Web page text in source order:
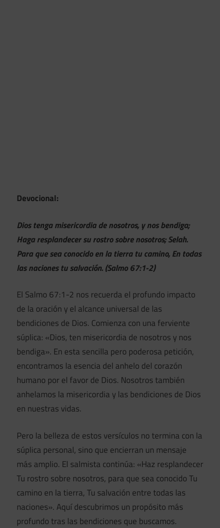
Devocional:
Dios tenga misericordia de nosotros, y nos bendiga;
Haga resplandecer su rostro sobre nosotros; Selah.
Para que sea conocido en la tierra tu camino, En todas
las naciones tu salvación. (Salmo 67:1-2)
El Salmo 67:1-2 nos recuerda el profundo impacto
de la oración y el alcance universal de las
bendiciones de Dios. Comienza con una ferviente
súplica: «Dios, ten misericordia de nosotros y nos
bendiga». En esta sencilla pero poderosa petición,
encontramos la esencia del anhelo del corazón
humano por el favor de Dios. Nosotros también
anhelamos la misericordia y las bendiciones de Dios
en nuestras vidas.
Pero la belleza de estos versículos no termina con la
súplica personal, sino que encierran un mensaje
más amplio. El salmista continúa: «Haz resplandecer
Tu rostro sobre nosotros, para que sea conocido Tu
camino en la tierra, Tu salvación entre todas las
naciones». Aquí descubrimos un propósito más
profundo tras las bendiciones que buscamos.